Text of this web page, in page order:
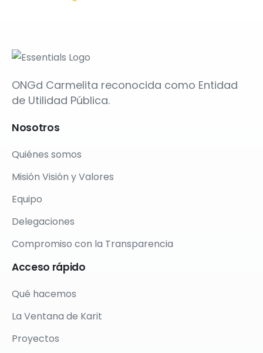
ONGd Carmelita reconocida como Entidad
de Utilidad Pública.
Nosotros
Quiénes somos
Misión Visión y Valores
Equipo
Delegaciones
Compromiso con la Transparencia
Acceso rápido
Qué hacemos
La Ventana de Karit
Proyectos